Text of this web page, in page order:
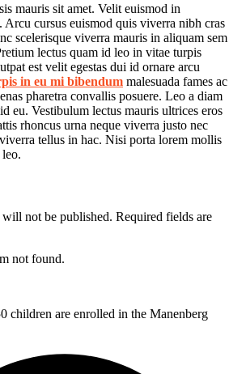
mauris sit amet. Velit euismod in
Arcu cursus euismod quis viverra nibh cras
scelerisque viverra mauris in aliquam sem
lectus quam id leo in vitae turpis
est velit egestas dui id ornare arcu
in eu mi bibendum malesuada fames ac
pharetra convallis posuere. Leo a diam
eu. Vestibulum lectus mauris ultrices eros
rhoncus urna neque viverra justo nec
tellus in hac. Nisi porta lorem mollis
will not be published. Required fields are
not found.
children are enrolled in the Manenberg